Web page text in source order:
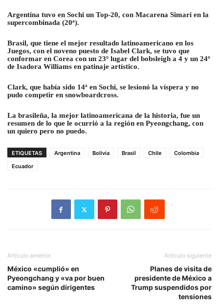
Argentina tuvo en Sochi un Top-20, con Macarena Simari en la
supercombinada (20ª).
Brasil, que tiene el mejor resultado latinoamericano en los
Juegos, con el noveno puesto de Isabel Clark, se tuvo que
conformar en Corea con un 23º lugar del bobsleigh a 4 y un 24º
de Isadora Williams en patinaje artístico.
Clark, que había sido 14ª en Sochi, se lesionó la víspera y no
pudo competir en snowboardcross.
La brasileña, la mejor latinoamericana de la historia, fue un
resumen de lo que le ocurrió a la región en Pyeongchang, con
un quiero pero no puedo.
ETIQUETAS Argentina Bolivia Brasil Chile
Colombia
Ecuador
Artículo anterior
México «cumplió» en
Pyeongchang y «va por buen
camino» según dirigentes
Artículo siguiente
Planes de visita de
presidente de México a
Trump suspendidos por
tensiones